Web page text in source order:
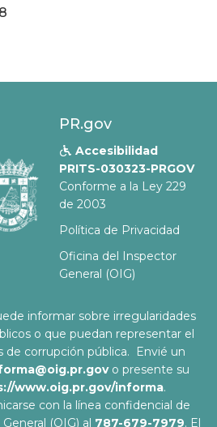
PR.gov
 Accesibilidad
PRITS-030323-PRGOV
Conforme a la Ley 229
de 2003
Política de Privacidad
Oficina del Inspector
General (OIG)
informar sobre irregularidades
o que puedan representar el
de corrupción pública. Envié un
o presente su
www.oig.pr.gov/informa.
con la línea confidencial de
(OIG) al 787-679-7979. El